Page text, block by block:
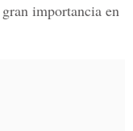
importancia en